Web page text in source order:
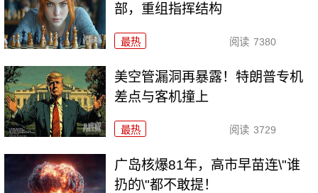
部，重组指挥结构
最热 阅读 7380
美空管漏洞再暴露！特朗普专机
差点与客机撞上
最热 阅读 3729
广岛核爆81年，高市早苗连\"谁
扔的\"都不敢提！